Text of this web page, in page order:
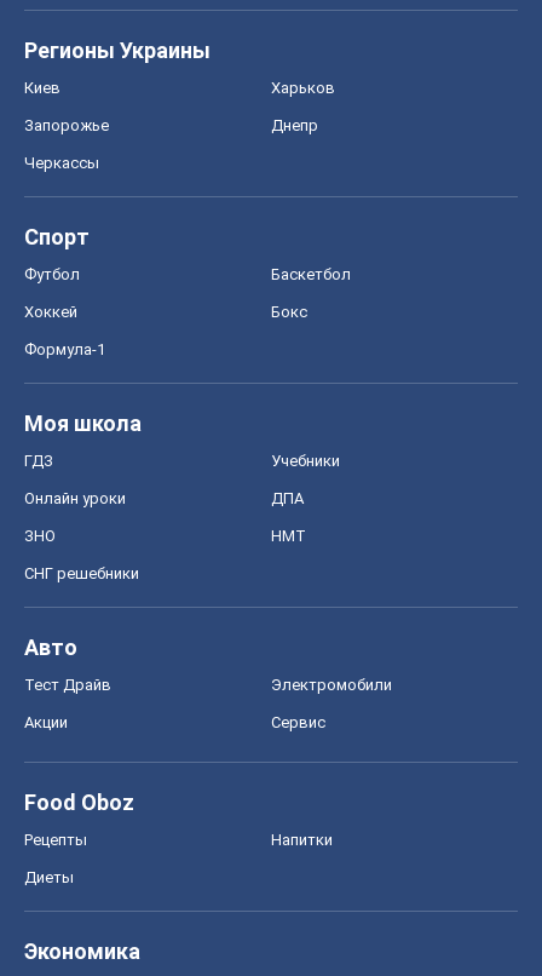
Регионы Украины
Киев Харьков
Запорожье Днепр
Черкассы
Спорт
Футбол Баскетбол
Хоккей Бокс
Формула-1
Моя школа
ГДЗ Учебники
Онлайн уроки ДПА
ЗНО НМТ
СНГ решебники
Авто
Тест Драйв Электромобили
Акции Сервис
Food Oboz
Рецепты Напитки
Диеты
Экономика